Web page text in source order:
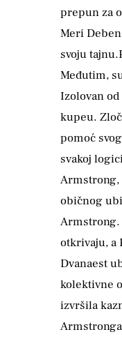
prepun za
Meri
svoju
Međutim,
Izolovan
kupeu.
pomoć
svakoj
Armstrong,
običnog
Armstrong.
otkrivaju, a
Dvanaest
kolektivne
izvršila